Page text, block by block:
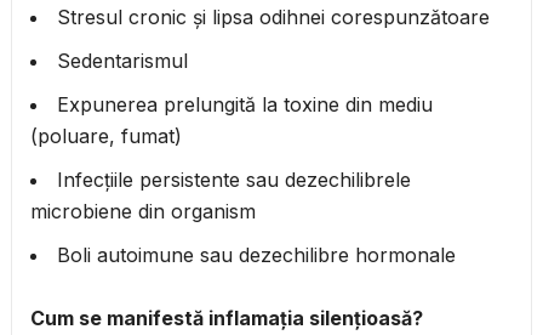
Stresul cronic și lipsa odihnei corespunzătoare
Sedentarismul
Expunerea prelungită la toxine din mediu
(poluare, fumat)
Infecțiile persistente sau dezechilibrele
microbiene din organism
Boli autoimune sau dezechilibre hormonale
Cum se manifestă inflamația silențioasă?